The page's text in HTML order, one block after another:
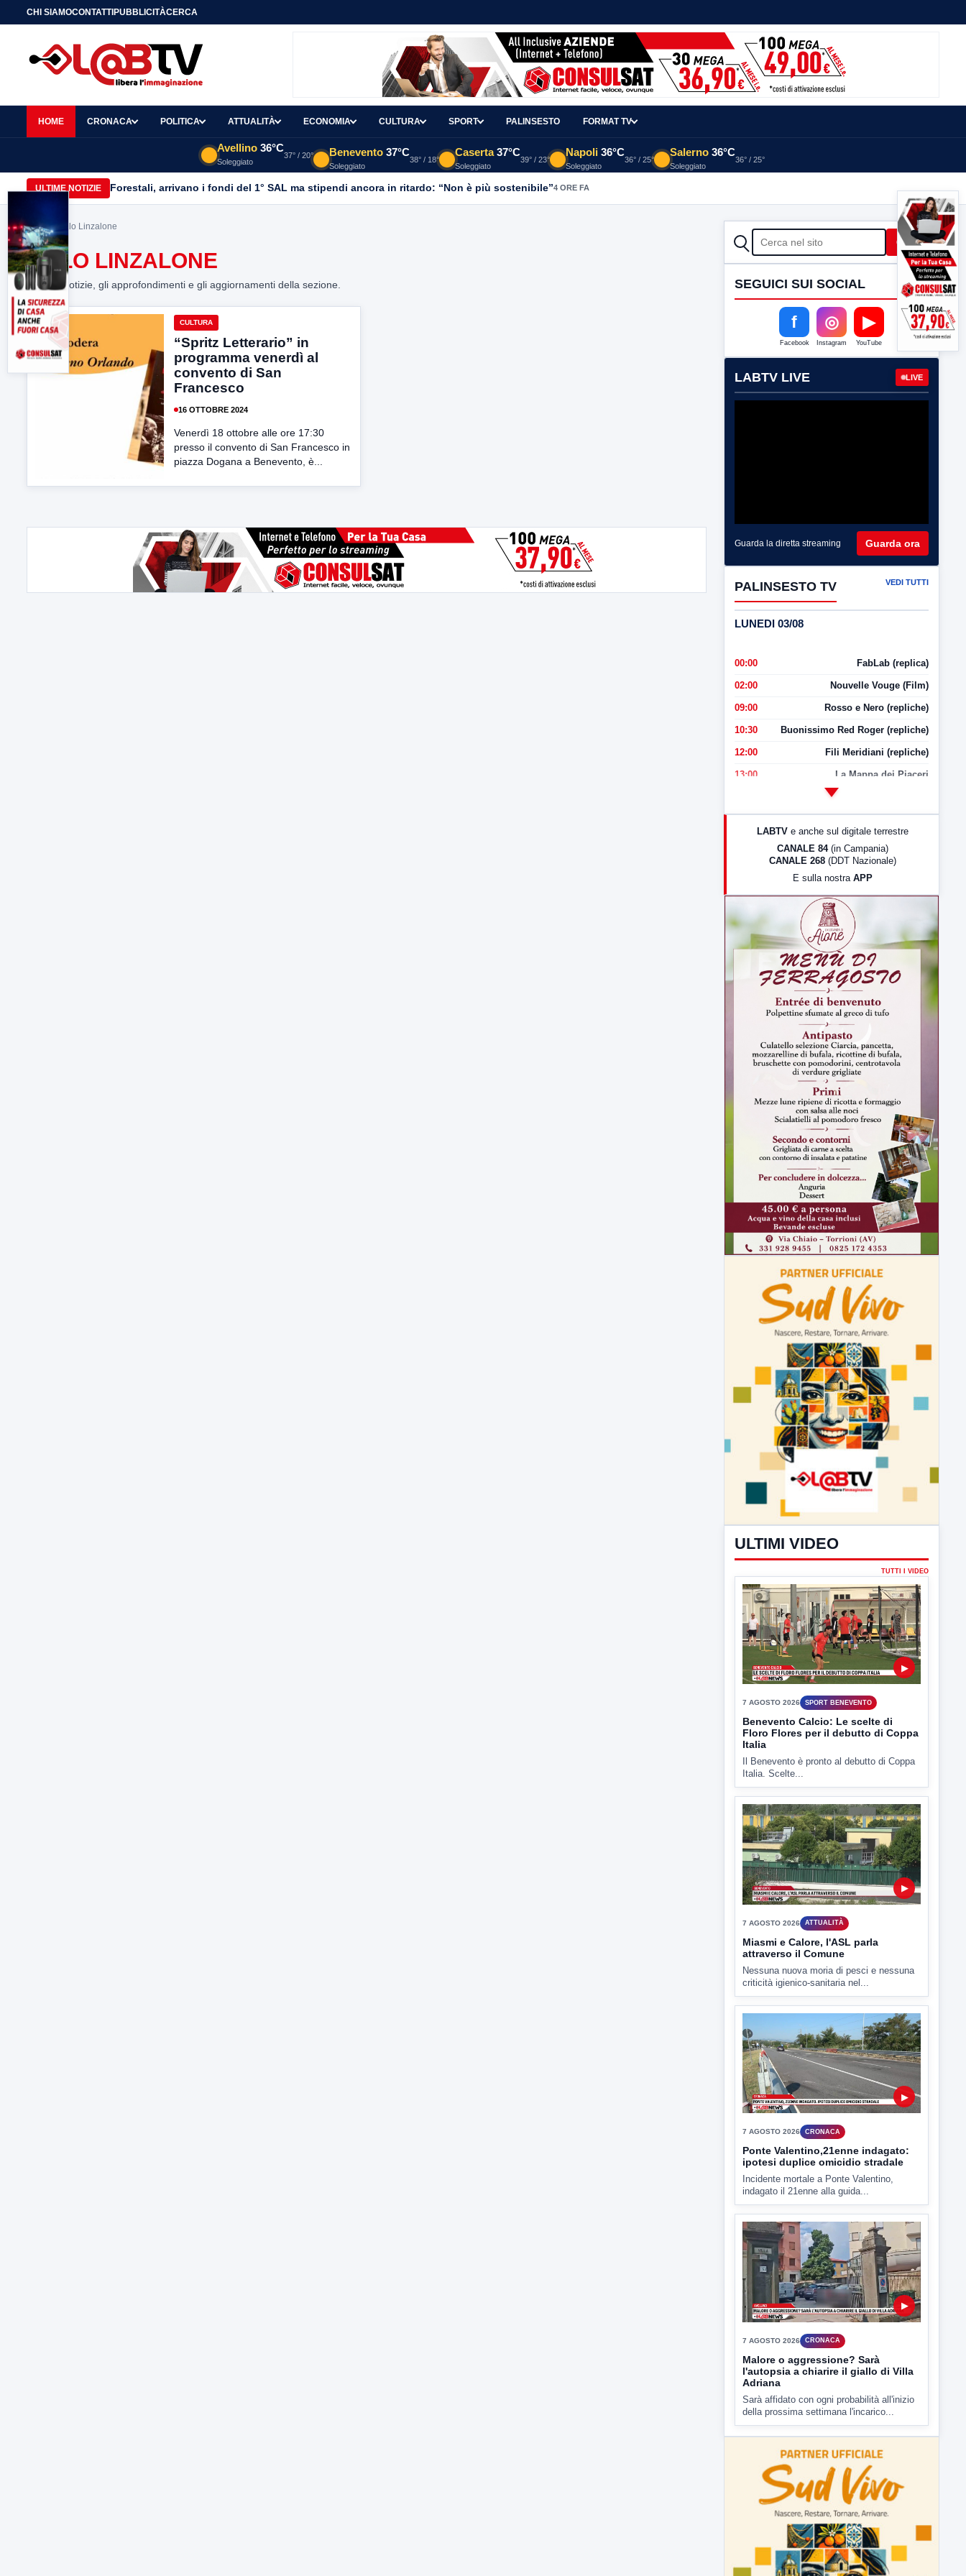
CHI SIAMOCONTATTIPUBBLICITÀCERCA
HOME CRONACA POLITICA ATTUALITÀ ECONOMIA CULTURA SPORT PALINSESTO FORMAT TV
Avellino 36°C
Soleggiato
37° / 20° Benevento 37°C
Soleggiato
38° / 18°
Caserta 37°C
Soleggiato
39° / 23°
Napoli 36°C
Soleggiato
36° / 25°
Salerno 36°C
Soleggiato
36° / 25°
ULTIME NOTIZIE Forestali, arrivano i fondi del 1° SAL ma stipendi ancora in ritardo: “Non è più sostenibile”4 ORE FA
Home> Italo Linzalone
ITALO LINZALONE
Tutte le notizie, gli approfondimenti e gli aggiornamenti della sezione.
CULTURA
“Spritz Letterario” in
programma venerdì al
convento di San
Francesco
16 OTTOBRE 2024
Venerdì 18 ottobre alle ore 17:30
presso il convento di San Francesco in
piazza Dogana a Benevento, è...
CERCA Cerca
SEGUICI SUI SOCIAL
f
Facebook
◎
Instagram
▶
YouTube
LABTV LIVE LIVE
Guarda la diretta streaming Guarda ora
PALINSESTO TV VEDI TUTTI
LUNEDI 03/08
00:00 FabLab (replica)
02:00 Nouvelle Vouge (Film)
09:00 Rosso e Nero (repliche)
10:30 Buonissimo Red Roger (repliche)
12:00 Fili Meridiani (repliche)
13:00 La Mappa dei Piaceri
LabNews (Diretta)
LabNews (replica)
LABTV e anche sul digitale terrestre
CANALE 84 (in Campania)
CANALE 268 (DDT Nazionale)
E sulla nostra APP
ULTIMI VIDEO
TUTTI I VIDEO
▶
7 AGOSTO 2026 SPORT BENEVENTO
Benevento Calcio: Le scelte di
Floro Flores per il debutto di Coppa
Italia
Il Benevento è pronto al debutto di Coppa
Italia. Scelte...
7 AGOSTO 2026
Miasmi e Calore, l'ASL parla
attraverso il Comune
Nessuna nuova moria di pesci e nessuna
criticità igienico-sanitaria nel...
7 AGOSTO 2026 CRONACA
Ponte Valentino,21enne indagato:
ipotesi duplice omicidio stradale
Incidente mortale a Ponte Valentino,
indagato il 21enne alla guida...
▶
7 AGOSTO 2026 CRONACA
Malore o aggressione? Sarà
l'autopsia a chiarire il giallo di Villa
Adriana
Sarà affidato con ogni probabilità all'inizio
della prossima settimana l'incarico...